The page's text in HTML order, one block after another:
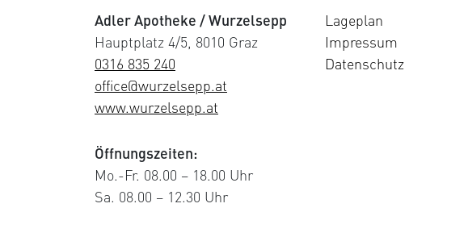
Adler Apotheke / Wurzelsepp
Hauptplatz 4/5, 8010 Graz
0316 835 240
office@wurzelsepp.at
www.wurzelsepp.at
Öffnungszeiten:
Mo.-Fr. 08.00 – 18.00 Uhr
Sa. 08.00 – 12.30 Uhr
Lageplan
Impressum
Datenschutz